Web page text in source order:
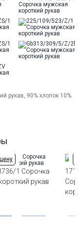
рукав, 90% хлопок 10%
1 Сорочка
рукав
171/